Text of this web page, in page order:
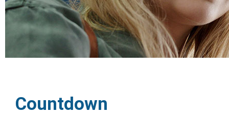
Countdown